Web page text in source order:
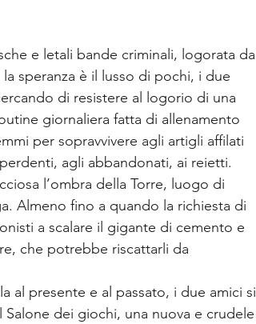
e letali bande criminali, logorata da
speranza è il lusso di pochi, i due
di resistere al logorio di una
giornaliera fatta di allenamento
per sopravvivere agli artigli affilati
agli abbandonati, ai reietti.
l’ombra della Torre, luogo di
Almeno fino a quando la richiesta di
a scalare il gigante di cemento e
che potrebbe riscattarli da
al presente e al passato, i due amici si
dei giochi, una nuova e crudele